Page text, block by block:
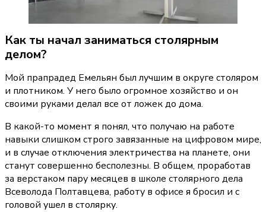
Как ты начал заниматься столярным
делом?
Мой прапрадед Емельян был лучшим в округе столяром
и плотником. У него было огромное хозяйство и он
своими руками делал все от ложек до дома.
В какой-то момент я понял, что получаю на работе
навыки слишком строго завязанные на цифровом мире,
и в случае отключения электричества на планете, они
станут совершенно бесполезны. В общем, проработав
за верстаком пару месяцев в школе столярного дела
Всеволода Полтавцева, работу в офисе я бросил и с
головой ушел в столярку.